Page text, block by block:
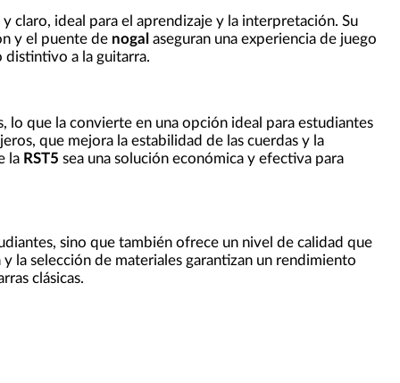
claro, ideal para el aprendizaje y la interpretación. Su
y el puente de nogal aseguran una experiencia de juego
a la guitarra.
lo que la convierte en una opción ideal para estudiantes
que mejora la estabilidad de las cuerdas y la
la RST5 sea una solución económica y efectiva para
sino que también ofrece un nivel de calidad que
la selección de materiales garantizan un rendimiento
clásicas.